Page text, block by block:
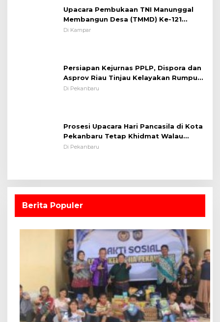
Upacara Pembukaan TNI Manunggal
Membangun Desa (TMMD) Ke-121
Kodim 0313/KPR Tahun 2024) ?
Di Kampar
Persiapan Kejurnas PPLP, Dispora dan
Asprov Riau Tinjau Kelayakan Rumput
Lapangan Sepakbola
Di Pekanbaru
Prosesi Upacara Hari Pancasila di Kota
Pekanbaru Tetap Khidmat Walau
Dalam Ruangan
Di Pekanbaru
Berita Populer